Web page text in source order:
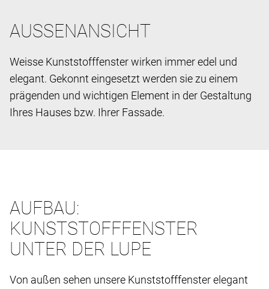
AUSSENANSICHT
Weisse Kunststofffenster wirken immer edel und
elegant. Gekonnt eingesetzt werden sie zu einem
prägenden und wichtigen Element in der Gestaltung
Ihres Hauses bzw. Ihrer Fassade.
AUFBAU:
KUNSTSTOFFFENSTER
UNTER DER LUPE
Von außen sehen unsere Kunststofffenster elegant